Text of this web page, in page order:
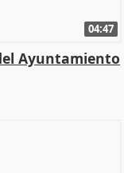
04:47
Ayuntamiento